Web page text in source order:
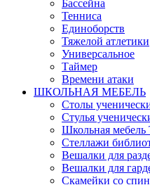
Бассейна
Тенниса
Единоборств
Тяжелой атлетики
Универсальное
Таймер
Времени атаки
ШКОЛЬНАЯ МЕБЕЛЬ
Столы
Стулья
Школьная мебель
Стеллажи
Вешалки для
Вешалки для
Скамейки со